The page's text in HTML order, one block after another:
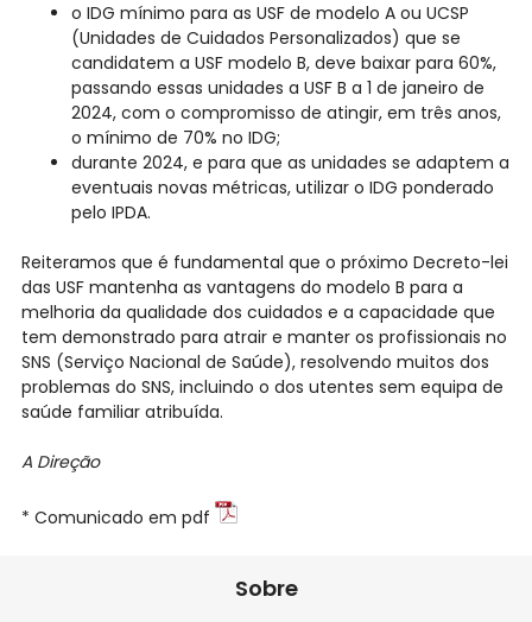
o IDG mínimo para as USF de modelo A ou UCSP
(Unidades de Cuidados Personalizados) que se
candidatem a USF modelo B, deve baixar para 60%,
passando essas unidades a USF B a 1 de janeiro de
2024, com o compromisso de atingir, em três anos,
o mínimo de 70% no IDG;
durante 2024, e para que as unidades se adaptem a
eventuais novas métricas, utilizar o IDG ponderado
pelo IPDA.
Reiteramos que é fundamental que o próximo Decreto-lei
das USF mantenha as vantagens do modelo B para a
melhoria da qualidade dos cuidados e a capacidade que
tem demonstrado para atrair e manter os profissionais no
SNS (Serviço Nacional de Saúde), resolvendo muitos dos
problemas do SNS, incluindo o dos utentes sem equipa de
saúde familiar atribuída.
A Direção
* Comunicado em pdf
Sobre